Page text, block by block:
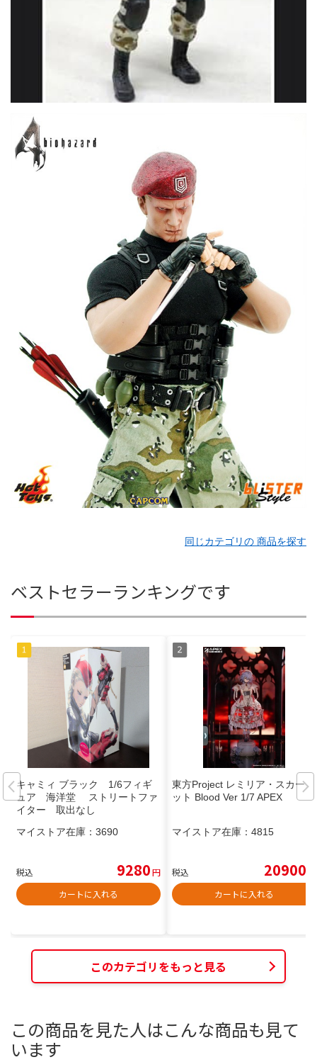
同じカテゴリの 商品を探す
ベストセラーランキングです
キャミィ ブラック 1/6フィギ
ュア 海洋堂 ストリートファ
イター 取出なし
マイストア在庫： 3690
税込 9280円
カートに入れる
東方Project レミリア・スカーレ
ット Blood Ver 1/7 APEX
マイストア在庫： 4815
税込 20900
カートに入れる
このカテゴリをもっと見る
この商品を見た人はこんな商品も見て
います